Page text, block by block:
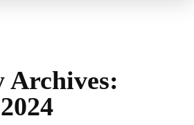
Archives: